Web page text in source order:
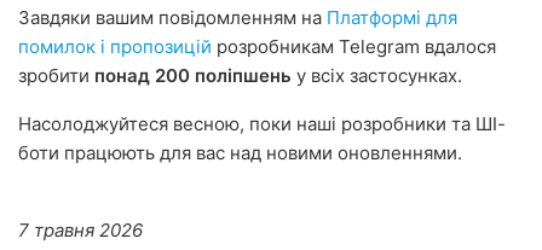
Завдяки вашим повідомленням на Платформі для
помилок і пропозицій розробникам Telegram вдалося
зробити понад 200 поліпшень у всіх застосунках.
Насолоджуйтеся весною, поки наші розробники та ШІ-
боти працюють для вас над новими оновленнями.
7 травня 2026